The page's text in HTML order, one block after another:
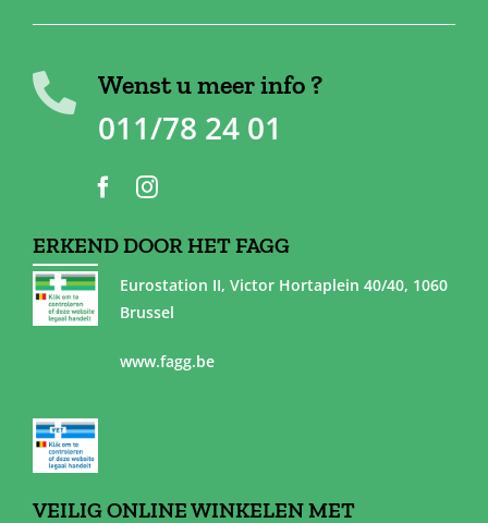
Wenst u meer info ?
011/78 24 01
ERKEND DOOR HET FAGG
Eurostation II, Victor Hortaplein 40/40, 1060
Brussel
www.fagg.be
VEILIG ONLINE WINKELEN MET